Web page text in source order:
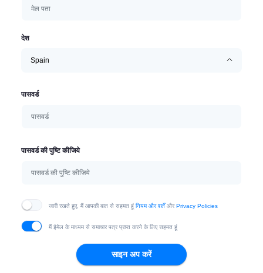
देश
Spain
पासवर्ड
पासवर्ड की पुष्टि कीजिये
जारी रखते हुए, मैं आपकी बात से सहमत हूं नियम और शर्तेंऔरPrivacy Policies
मैं ईमेल के माध्यम से समाचार पत्र प्राप्त करने के लिए सहमत हूं
साइन अप करें